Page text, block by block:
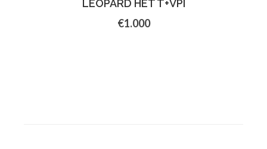
LEOPARD HET T+VPI
€1.000